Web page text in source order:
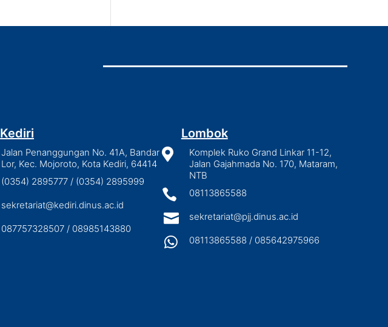
Kediri
Jalan Penanggungan No. 41A, Bandar
Lor, Kec. Mojoroto, Kota Kediri, 64414
(0354) 2895777 / (0354) 2895999
sekretariat@kediri.dinus.ac.id
087757328507 / 08985143880
Lombok

Komplek Ruko Grand Linkar 11-12,
Jalan Gajahmada No. 170, Mataram,
NTB
 08113865588
 sekretariat@pjj.dinus.ac.id
 08113865588 / 085642975966